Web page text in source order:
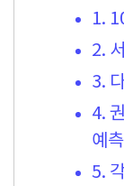
1.
2.
3.
4.
예측
5.